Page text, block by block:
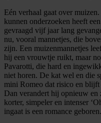
Eén verhaal gaat over
kunnen onderzoeken heeft
gevraagd vijf jaar lang
nu, vooral mannetjes, die
zijn. Een muizenmannetjes
hij een vrouwtje ruikt, maar
Pavarotti, die hard en
niet horen. De kat wel en die
mini Romeo dat risico en
Dan verandert hij opnieuw
korter, simpeler en intenser
ingaat is een romance